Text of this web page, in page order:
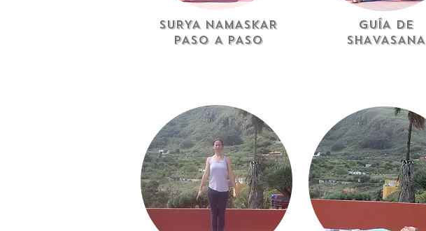
SURYA NAMASKAR
PASO A PASO
GUÍA DE
SHAVASANA